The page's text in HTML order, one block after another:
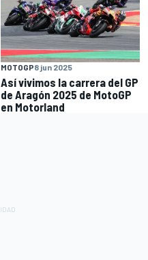
MOTOGP8 jun 2025
Así vivimos la carrera del GP
de Aragón 2025 de MotoGP
en Motorland